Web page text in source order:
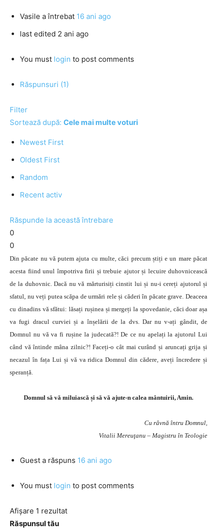
Vasile a întrebat 16 ani ago
last edited 2 ani ago
You must login to post comments
Răspunsuri (1)
Filter
Sortează după: Cele mai multe voturi
Newest First
Oldest First
Random
Recent activ
Răspunde la această întrebare
0
0
Din păcate nu vă putem ajuta cu multe, căci precum știți e un mare păcat
acesta fiind unul împotriva firii și trebuie ajutor și lecuire duhovnicească
de la duhovnic. Dacă nu vă mărturisiți cinstit lui și nu-i cereți ajutorul și
sfatul, nu veți putea scăpa de urmări rele și căderi în păcate grave. Deaceea
cu dinadins vă sfătui: lăsați rușinea și mergeți la spovedanie, căci doar așa
va fugi dracul curviei și a înșelării de la dvs. Dar nu v-ați gândit, de
Domnul nu vă va fi rușine la judecată?! De ce nu apelați la ajutorul Lui
când vă întinde mâna zilnic?! Faceți-o cât mai curând și aruncați grija și
necazul în fața Lui și vă va ridica Domnul din cădere, aveți încredere și
speranță.
Domnul să vă miluiască și să vă ajute-n calea mântuirii, Amin.
Cu râvnă întru Domnul,
Vitalii Mereuţanu – Magistru în Teologie
Guest a răspuns 16 ani ago
You must login to post comments
Afișare 1 rezultat
Răspunsul tău